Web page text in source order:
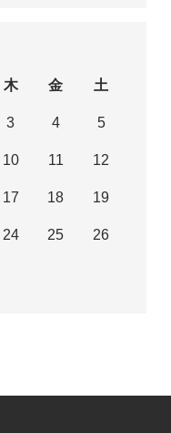
木 金 土
3 4 5
10 11 12
17 18 19
24 25 26